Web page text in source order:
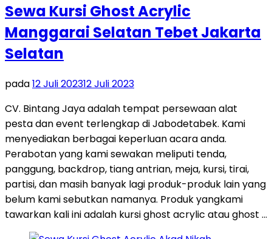
Sewa Kursi Ghost Acrylic
Manggarai Selatan Tebet Jakarta
Selatan
pada12 Juli 202312 Juli 2023
CV. Bintang Jaya adalah tempat persewaan alat
pesta dan event terlengkap di Jabodetabek. Kami
menyediakan berbagai keperluan acara anda.
Perabotan yang kami sewakan meliputi tenda,
panggung, backdrop, tiang antrian, meja, kursi, tirai,
partisi, dan masih banyak lagi produk-produk lain yang
belum kami sebutkan namanya. Produk yangkami
tawarkan kali ini adalah kursi ghost acrylic atau ghost …